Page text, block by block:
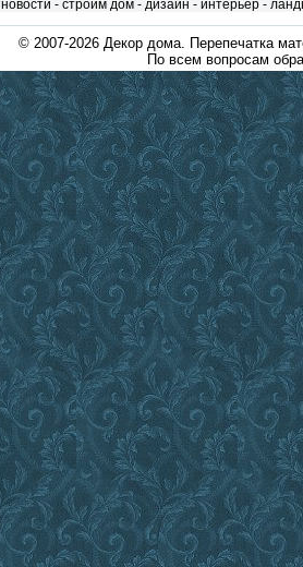
новости - строим дом- дизайн - интерьер-
© 2007-2026 Декор дома. Перепечатка
По всем вопросам